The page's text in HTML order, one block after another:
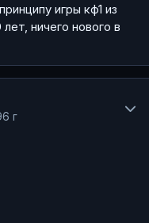
игры кф1 из
ничего нового в
6 г